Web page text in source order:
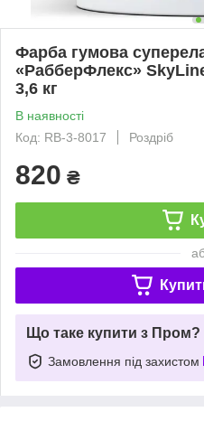
Фарба гумова
«РабберФлекс»
3,6 кг
В наявності
Код: RB-3-8017
Роздріб
820 ₴
Що таке купити з Пром?
Замовлення під захистом